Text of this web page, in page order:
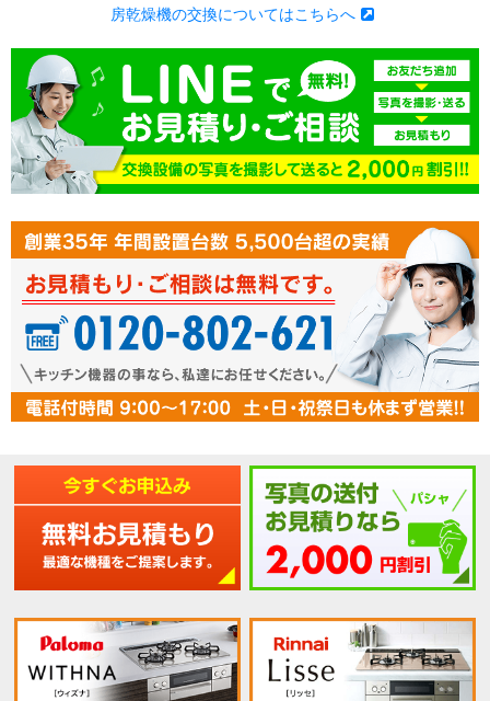
房乾燥機の交換についてはこちらへ